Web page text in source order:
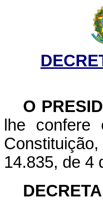
O
lhe
14.835, de 4
DECRETA